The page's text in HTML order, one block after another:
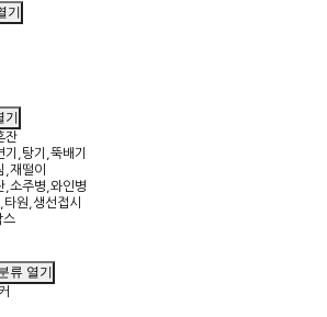
기
잔
,탕기,뚝배기
재떨이
,소주병,와인병
원,생선접시
스
류 열기